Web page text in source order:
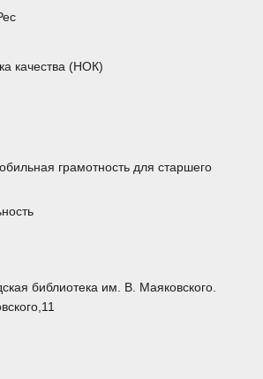
качества (НОК)
грамотность для старшего
библиотека им. В. Маяковского.